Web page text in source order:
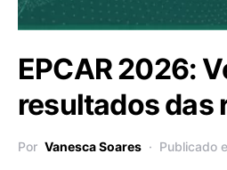
EPCAR 2026:
resultados das
Por Vanesca Soares Publicado